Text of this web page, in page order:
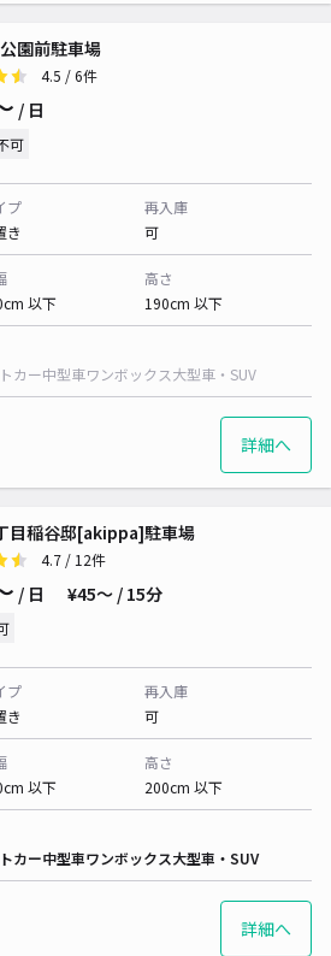
園前駐車場
4.5 / 6件
/ 日
可
プ
き
再入庫
可
以下
高さ
190cm 以下
カー中型車ワンボックス大型車・SUV
詳細へ
目稲谷邸[akippa]駐車場
4.7 / 12件
/ 日 ¥45〜 / 15分
プ
き
再入庫
可
以下
高さ
200cm 以下
カー中型車ワンボックス大型車・SUV
詳細へ